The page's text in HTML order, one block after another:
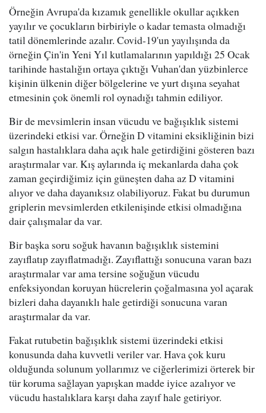
Örneğin Avrupa'da kızamık genellikle okullar açıkken
yayılır ve çocukların birbiriyle o kadar temasta olmadığı
tatil dönemlerinde azalır. Covid-19'un yayılışında da
örneğin Çin'in Yeni Yıl kutlamalarının yapıldığı 25 Ocak
tarihinde hastalığın ortaya çıktığı Vuhan'dan yüzbinlerce
kişinin ülkenin diğer bölgelerine ve yurt dışına seyahat
etmesinin çok önemli rol oynadığı tahmin ediliyor.
Bir de mevsimlerin insan vücudu ve bağışıklık sistemi
üzerindeki etkisi var. Örneğin D vitamini eksikliğinin bizi
salgın hastalıklara daha açık hale getirdiğini gösteren bazı
araştırmalar var. Kış aylarında iç mekanlarda daha çok
zaman geçirdiğimiz için güneşten daha az D vitamini
alıyor ve daha dayanıksız olabiliyoruz. Fakat bu durumun
griplerin mevsimlerden etkilenişinde etkisi olmadığına
dair çalışmalar da var.
Bir başka soru soğuk havanın bağışıklık sistemini
zayıflatıp zayıflatmadığı. Zayıflattığı sonucuna varan bazı
araştırmalar var ama tersine soğuğun vücudu
enfeksiyondan koruyan hücrelerin çoğalmasına yol açarak
bizleri daha dayanıklı hale getirdiği sonucuna varan
araştırmalar da var.
Fakat rutubetin bağışıklık sistemi üzerindeki etkisi
konusunda daha kuvvetli veriler var. Hava çok kuru
olduğunda solunum yollarımız ve ciğerlerimizi örterek bir
tür koruma sağlayan yapışkan madde iyice azalıyor ve
vücudu hastalıklara karşı daha zayıf hale getiriyor.